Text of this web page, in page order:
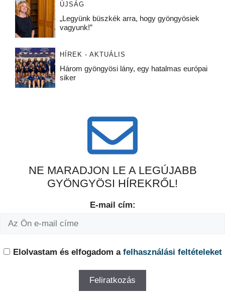
ÚJSÁG
„Legyünk büszkék arra, hogy gyöngyösiek
vagyunk!”
HÍREK - AKTUÁLIS
Három gyöngyösi lány, egy hatalmas európai
siker
NE MARADJON LE A LEGÚJABB
GYÖNGYÖSI HÍREKRŐL!
E-mail cím:
Elolvastam és elfogadom a felhasználási feltételeket